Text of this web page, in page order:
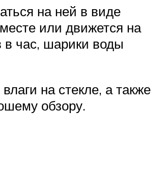
на ней в виде
или движется на
в час, шарики воды
на стекле, а также
обзору.